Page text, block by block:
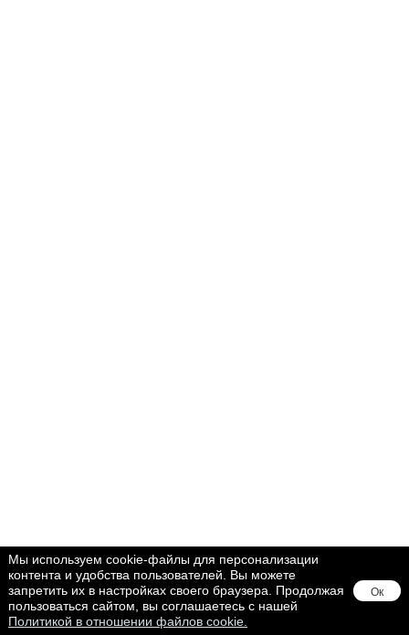
Мы используем cookie-файлы для персонализации
контента и удобства пользователей. Вы можете
запретить их в настройках своего браузера. Продолжая
пользоваться сайтом, вы соглашаетесь с нашей
Политикой в отношении файлов cookie.
Ок